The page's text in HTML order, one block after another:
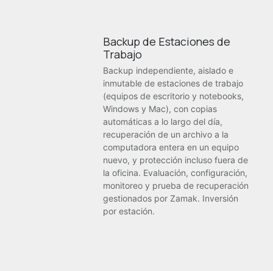
Backup de Estaciones de
Trabajo
Backup independiente, aislado e
inmutable de estaciones de trabajo
(equipos de escritorio y notebooks,
Windows y Mac), con copias
automáticas a lo largo del día,
recuperación de un archivo a la
computadora entera en un equipo
nuevo, y protección incluso fuera de
la oficina. Evaluación, configuración,
monitoreo y prueba de recuperación
gestionados por Zamak. Inversión
por estación.